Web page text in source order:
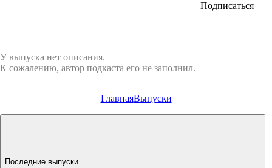
Подписаться
У выпуска нет описания.
К сожалению, автор подкаста его не заполнил.
ГлавнаяВыпуски
Последние выпуски